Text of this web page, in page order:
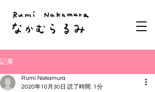
記事
Rumi Nakamura
2020年10月30日 読了時間: 1分